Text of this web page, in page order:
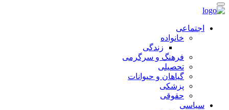
اجتماعی
خانواده
زندگی
فرهنگ و سرگرمی
تحصیلی
گیاهان و حیوانات
پزشکی
حقوقی
سیاسی